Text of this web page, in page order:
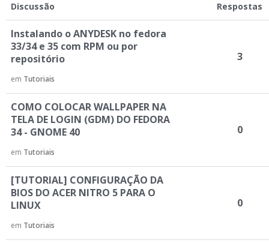
i
s
t
a
d
e
D
i
s
c
s
s
ã
o
Discussão Respostas
Instalando o ANYDESK no fedora
33/34 e 35 com RPM ou por
repositório
em Tutoriais
3
COMO COLOCAR WALLPAPER NA
TELA DE LOGIN (GDM) DO FEDORA
34 - GNOME 40
em Tutoriais
0
[TUTORIAL] CONFIGURAÇÃO DA
BIOS DO ACER NITRO 5 PARA O
LINUX
em Tutoriais
0